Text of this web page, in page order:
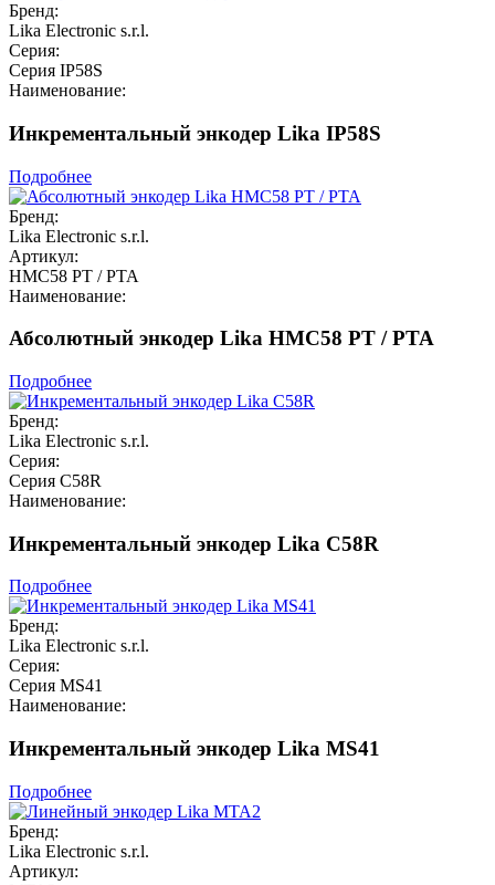
Бренд:
Lika Electronic s.r.l.
Серия:
Серия IP58S
Наименование:
Инкрементальный энкодер Lika IP58S
Подробнее
Бренд:
Lika Electronic s.r.l.
Артикул:
HMC58 PT / PTA
Наименование:
Абсолютный энкодер Lika HMC58 PT / PTA
Подробнее
Бренд:
Lika Electronic s.r.l.
Серия:
Серия C58R
Наименование:
Инкрементальный энкодер Lika C58R
Подробнее
Бренд:
Lika Electronic s.r.l.
Серия:
Серия MS41
Наименование:
Инкрементальный энкодер Lika MS41
Подробнее
Бренд:
Lika Electronic s.r.l.
Артикул: